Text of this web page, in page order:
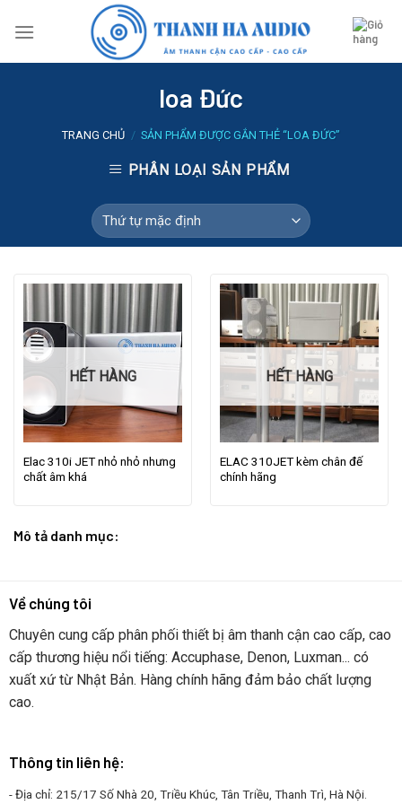
loa Đức
TRANG CHỦ / SẢN PHẨM ĐƯỢC GẮN THẺ “LOA ĐỨC”
PHÂN LOẠI SẢN PHẨM
HẾT HÀNG
Elac 310i JET nhỏ nhỏ nhưng
chất âm khá
HẾT HÀNG
ELAC 310JET kèm chân đế
chính hãng
Mô tả danh mục:
Về chúng tôi
Chuyên cung cấp phân phối thiết bị âm thanh cận cao cấp, cao
cấp thương hiệu nổi tiếng: Accuphase, Denon, Luxman... có
xuất xứ từ Nhật Bản. Hàng chính hãng đảm bảo chất lượng
cao.
Thông tin liên hệ:
- Địa chỉ: 215/17 Số Nhà 20, Triều Khúc, Tân Triều, Thanh Trì, Hà Nội.